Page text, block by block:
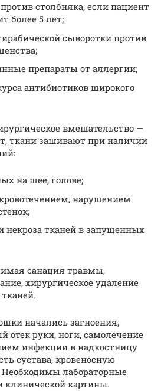
столбняка, если пациент
более 5 лет;
сыворотки против
препараты от аллергии;
антибиотиков широкого
вмешательство —
ткани зашивают при наличии
на шее, голове;
нарушением
некроза тканей в запущенных
санация травмы,
хирургическое удаление
начались загноения,
отек руки, ноги, самолечение
инфекции в надкостницу
сустава, кровеносную
лабораторные
клинической картины.